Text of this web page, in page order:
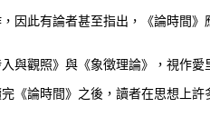
因此有論者甚至指出，《論時間
觀照》與《象徵理論》，視作
《論時間》之後，讀者在思想上許